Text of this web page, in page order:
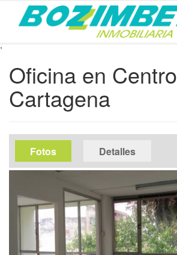
,
contenido
principal
Oficina en Centro
Cartagena
media
Fotos
activa)
Detalles